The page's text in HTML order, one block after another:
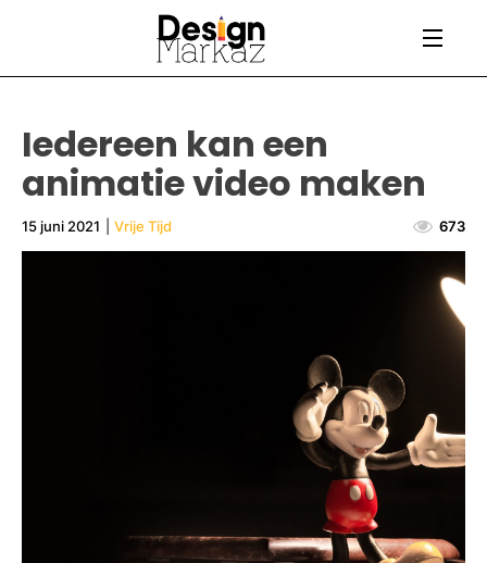
Iedereen kan een
animatie video maken
15 juni 2021 Vrije Tijd 673